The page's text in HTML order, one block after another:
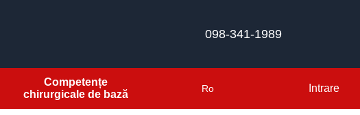
098-341-1989
Competențe
chirurgicale de bază
Ro Intrare